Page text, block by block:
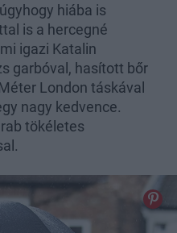
hiába is
is a hercegné
igazi Katalin
garbóval, hasított bőr
London táskával
nagy kedvence.
tökéletes